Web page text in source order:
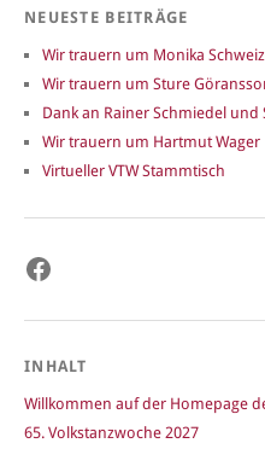
NEUESTE BEITRÄGE
Wir trauern um Monika
Wir trauern um Sture
Dank an Rainer Schmiedel und
Wir trauern um Hartmut Wager
Virtueller VTW Stammtisch
Facebook
INHALT
Willkommen auf der Homepage
65. Volkstanzwoche 2027